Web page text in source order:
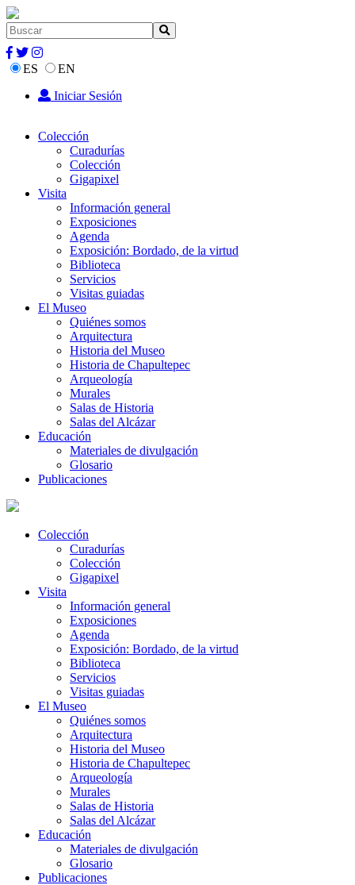
ES
EN
Iniciar Sesión
Colección
Curadurías
Colección
Gigapixel
Visita
Información general
Exposiciones
Agenda
Exposición: Bordado, de la virtud
Biblioteca
Servicios
Visitas guiadas
El Museo
Quiénes somos
Arquitectura
Historia del Museo
Historia de Chapultepec
Arqueología
Murales
Salas de Historia
Salas del Alcázar
Educación
Materiales de divulgación
Glosario
Publicaciones
Colección
Curadurías
Colección
Gigapixel
Visita
Información general
Exposiciones
Agenda
Exposición: Bordado, de la virtud
Biblioteca
Servicios
Visitas guiadas
El Museo
Quiénes somos
Arquitectura
Historia del Museo
Historia de Chapultepec
Arqueología
Murales
Salas de Historia
Salas del Alcázar
Educación
Materiales de divulgación
Glosario
Publicaciones